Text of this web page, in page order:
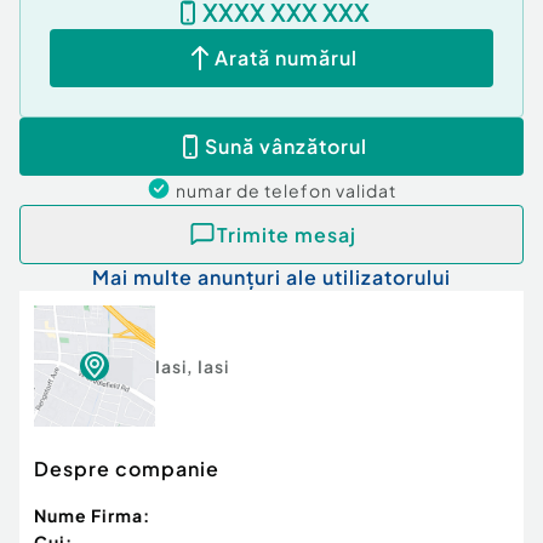
Comision cumpărător:3%
Nr. locuri parcare:
Canalizare
XXXX XXX XXX
Arată numărul
Sună vânzătorul
numar de telefon validat
Trimite mesaj
Mai multe anunțuri ale utilizatorului
Iasi, Iasi
Despre companie
Nume Firma: